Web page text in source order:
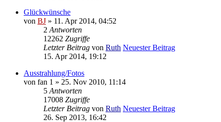
Glückwünsche
von BJ » 11. Apr 2014, 04:52
2 Antworten
12262 Zugriffe
Letzter Beitrag von Ruth Neuester Beitrag
15. Apr 2014, 19:12
Ausstrahlung/Fotos
von fan 1 » 25. Nov 2010, 11:14
5 Antworten
17008 Zugriffe
Letzter Beitrag von Ruth Neuester Beitrag
26. Sep 2013, 16:42